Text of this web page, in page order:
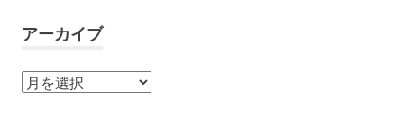
アーカイブ
ア